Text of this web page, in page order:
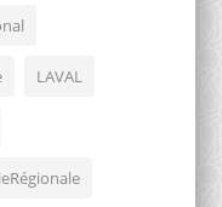
LAVAL